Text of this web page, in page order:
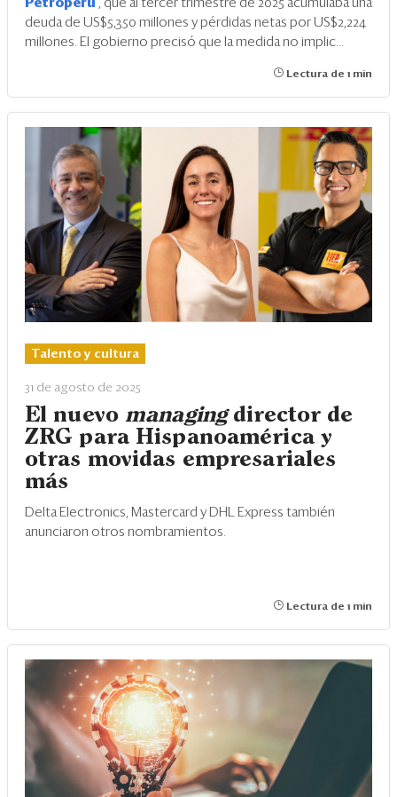
Petroperú
, que al tercer trimestre de 2025 acumulaba una
deuda de US$5,350 millones y pérdidas netas por US$2,224
millones. El gobierno precisó que la medida no implic...
Lectura de 1 min
Talento y cultura
31 de agosto de 2025
El nuevomanagingdirector de
ZRG para Hispanoamérica y
otras movidas empresariales
más
Delta Electronics, Mastercard y DHL Express también
anunciaron otros nombramientos.
Lectura de 1 min